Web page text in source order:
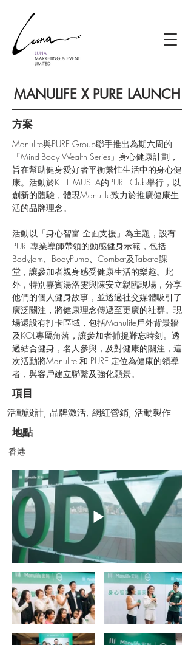
MANULIFE X PURE LAUNCH
方案
Manulife與PURE Group聯手推出為期六周的
「Mind-Body Wealth Series」身心健康計劃，
旨在幫助健身愛好者平衡繁忙生活中的身心健
康。活動於K11 MUSEA的PURE Club舉行，以
創新的體驗，體現Manulife致力於推廣健康生
活的品牌理念。
活動以「身心智富 全面支援」為主題，設有
PURE專業導師帶領的動感健身示範，包括
BodyJam、BodyPump、Combat及Tabata課
堂，讓參加者親身感受健康生活的樂趣。此
外，特別嘉賓湯洛雯與陳安立親臨現場，分享
他們的個人健身故事，並透過社交媒體吸引了
廣泛關注，將健康理念傳遞至更廣的社群。現
場還設有打卡區域，包括Manulife戶外背景牆
及KOL專屬角落，讓參加者捕捉難忘時刻。透
過結合健身，名人參與，及對健康的關注，這
次活動將Manulife 和 PURE 定位為健康的領導
者，與客戶建立聯繫及強化願景。
項目
活動設計, 品牌激活, 網紅營銷, 活動製作
地點
香港